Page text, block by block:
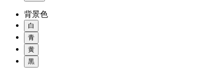
背景色
白
青
黄
黒